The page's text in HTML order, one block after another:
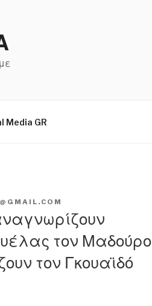
Media GR
τον Μαδούρο
τον Γκουαϊδό